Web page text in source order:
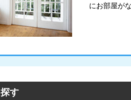
にお部屋が
す